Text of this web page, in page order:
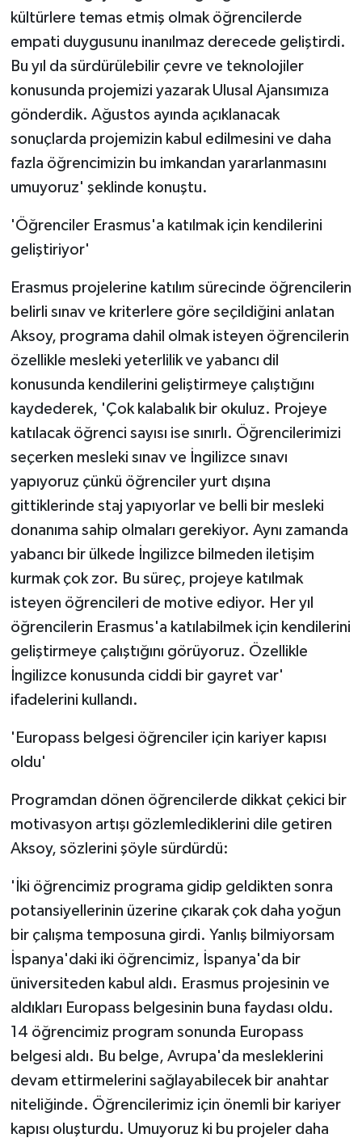
kültürlere temas etmiş olmak öğrencilerde
empati duygusunu inanılmaz derecede geliştirdi.
Bu yıl da sürdürülebilir çevre ve teknolojiler
konusunda projemizi yazarak Ulusal Ajansımıza
gönderdik. Ağustos ayında açıklanacak
sonuçlarda projemizin kabul edilmesini ve daha
fazla öğrencimizin bu imkandan yararlanmasını
umuyoruz' şeklinde konuştu.
'Öğrenciler Erasmus'a katılmak için kendilerini
geliştiriyor'
Erasmus projelerine katılım sürecinde öğrencilerin
belirli sınav ve kriterlere göre seçildiğini anlatan
Aksoy, programa dahil olmak isteyen öğrencilerin
özellikle mesleki yeterlilik ve yabancı dil
konusunda kendilerini geliştirmeye çalıştığını
kaydederek, 'Çok kalabalık bir okuluz. Projeye
katılacak öğrenci sayısı ise sınırlı. Öğrencilerimizi
seçerken mesleki sınav ve İngilizce sınavı
yapıyoruz çünkü öğrenciler yurt dışına
gittiklerinde staj yapıyorlar ve belli bir mesleki
donanıma sahip olmaları gerekiyor. Aynı zamanda
yabancı bir ülkede İngilizce bilmeden iletişim
kurmak çok zor. Bu süreç, projeye katılmak
isteyen öğrencileri de motive ediyor. Her yıl
öğrencilerin Erasmus'a katılabilmek için kendilerini
geliştirmeye çalıştığını görüyoruz. Özellikle
İngilizce konusunda ciddi bir gayret var'
ifadelerini kullandı.
'Europass belgesi öğrenciler için kariyer kapısı
oldu'
Programdan dönen öğrencilerde dikkat çekici bir
motivasyon artışı gözlemlediklerini dile getiren
Aksoy, sözlerini şöyle sürdürdü:
'İki öğrencimiz programa gidip geldikten sonra
potansiyellerinin üzerine çıkarak çok daha yoğun
bir çalışma temposuna girdi. Yanlış bilmiyorsam
İspanya'daki iki öğrencimiz, İspanya'da bir
üniversiteden kabul aldı. Erasmus projesinin ve
aldıkları Europass belgesinin buna faydası oldu.
14 öğrencimiz program sonunda Europass
belgesi aldı. Bu belge, Avrupa'da mesleklerini
devam ettirmelerini sağlayabilecek bir anahtar
niteliğinde. Öğrencilerimiz için önemli bir kariyer
kapısı oluşturdu. Umuyoruz ki bu projeler daha